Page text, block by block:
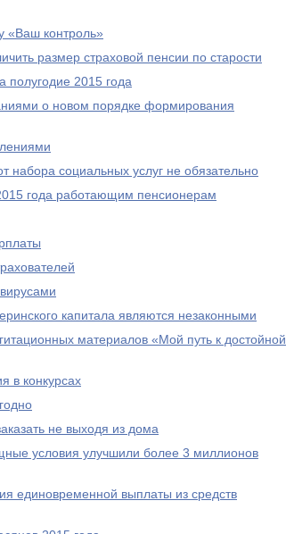
«Ваш контроль»
размер страховой пенсии по старости
полугодие 2015 года
о новом порядке формирования
набора социальных услуг не обязательно
года работающим пенсионерам
капитала являются незаконными
материалов «Мой путь к достойной
в конкурсах
не выходя из дома
условия улучшили более 3 миллионов
единовременной выплаты из средств